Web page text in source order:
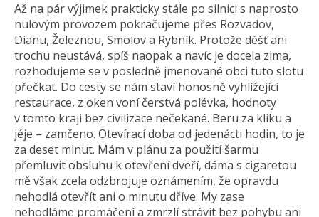
Až na pár výjimek prakticky stále po silnici s naprosto
nulovým provozem pokračujeme přes Rozvadov,
Dianu, Železnou, Smolov a Rybník. Protože déšť ani
trochu neustává, spíš naopak a navíc je docela zima,
rozhodujeme se v posledně jmenované obci tuto slotu
přečkat. Do cesty se nám staví honosně vyhlížející
restaurace, z oken voní čerstvá polévka, hodnoty
v tomto kraji bez civilizace nečekané. Beru za kliku a
jéje – zamčeno. Otevírací doba od jedenácti hodin, to je
za deset minut. Mám v plánu za použití šarmu
přemluvit obsluhu k otevření dveří, dáma s cigaretou
mě však zcela odzbrojuje oznámením, že opravdu
nehodlá otevřít ani o minutu dříve. My zase
nehodláme promáčení a zmrzlí strávit bez pohybu ani